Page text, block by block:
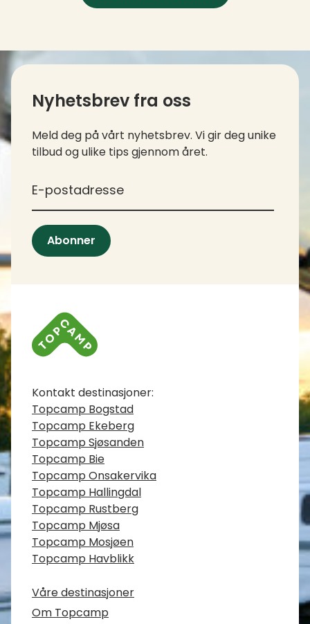
Kontaktinfo og kolofon
Nyhetsbrev fra oss
Meld deg på vårt nyhetsbrev. Vi gir deg unike
tilbud og ulike tips gjennom året.
E-postadresse
Abonner
Kontaktinfo
Kontakt destinasjoner:
Topcamp Bogstad
Topcamp Ekeberg
Topcamp Sjøsanden
Topcamp Bie
Topcamp Onsakervika
Topcamp Hallingdal
Topcamp Rustberg
Topcamp Mjøsa
Topcamp Mosjøen
Topcamp Havblikk
Våre destinasjoner
Om Topcamp